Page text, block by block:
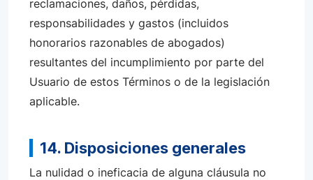
reclamaciones, daños, pérdidas,
responsabilidades y gastos (incluidos
honorarios razonables de abogados)
resultantes del incumplimiento por parte del
Usuario de estos Términos o de la legislación
aplicable.
14. Disposiciones generales
La nulidad o ineficacia de alguna cláusula no